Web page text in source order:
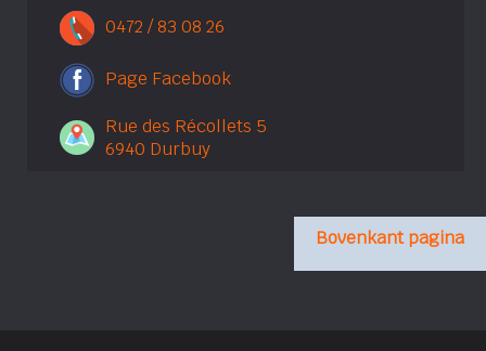
0472 / 83 08 26
Page Facebook
Rue des Récollets 5
6940 Durbuy
Bovenkant pagina